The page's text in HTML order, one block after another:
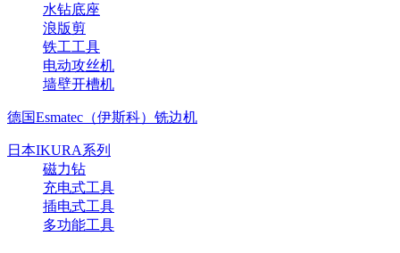
水钻底座
浪版剪
铁工工具
电动攻丝机
墙壁开槽机
德国Esmatec（伊斯科）铣边机
日本IKURA系列
磁力钻
充电式工具
插电式工具
多功能工具